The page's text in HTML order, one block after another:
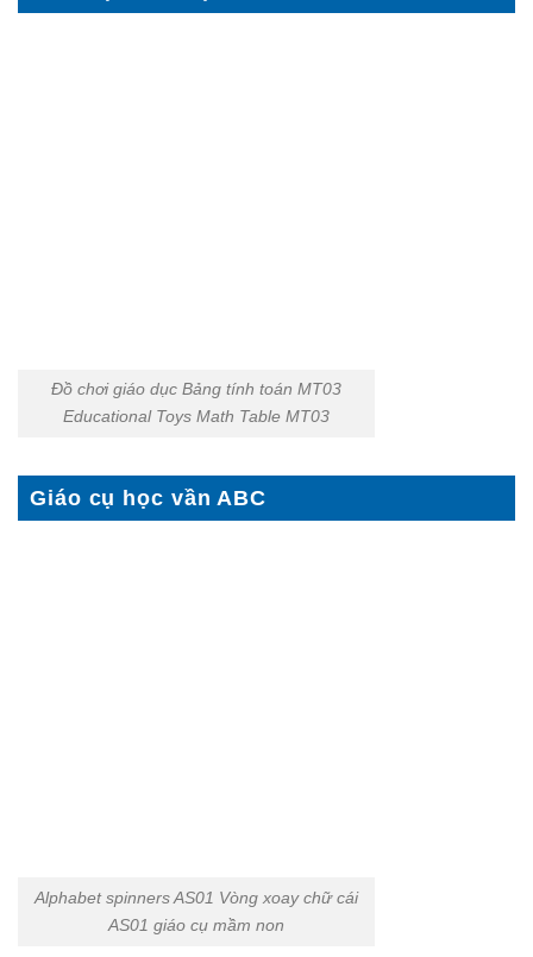
Đồ chơi giáo dục Bảng tính toán MT03
Educational Toys Math Table MT03
Giáo cụ học vần ABC
Alphabet spinners AS01 Vòng xoay chữ cái
AS01 giáo cụ mầm non